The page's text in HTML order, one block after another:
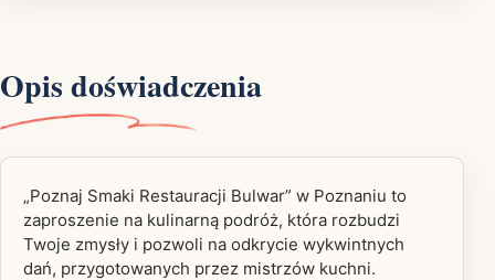
Opis doświadczenia
„Poznaj Smaki Restauracji Bulwar” w Poznaniu to
zaproszenie na kulinarną podróż, która rozbudzi
Twoje zmysły i pozwoli na odkrycie wykwintnych
dań, przygotowanych przez mistrzów kuchni.